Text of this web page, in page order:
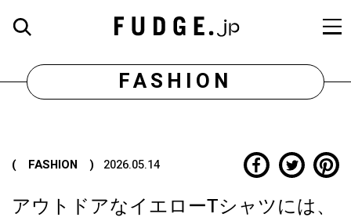
FASHION
( FASHION ) 2026.05.14
アウトドアなイエローTシャツには、